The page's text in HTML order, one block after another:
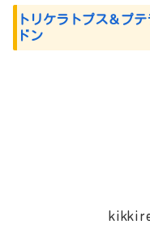
トリケラトプス＆プテ
ドン